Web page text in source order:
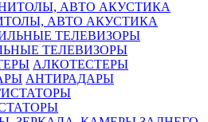
АВТО АКУСТИКА
ТЕЛЕВИЗОРЫ
АЛКОТЕСТЕРЫ
АНТИРАДАРЫ